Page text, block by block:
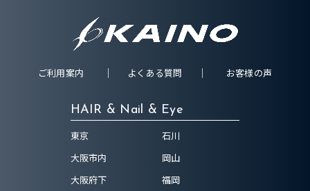
ご利用案内 よくある質問 お客様の声
HAIR & Nail & Eye
東京
大阪市内
大阪府下
石川
岡山
福岡